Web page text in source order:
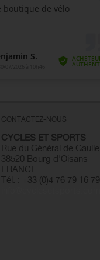
CONTACTEZ-NOUS
CYCLES ET SPORTS
Rue du Général de Gaulle
38520 Bourg d'Oisans
FRANCE
Tél. : +33 (0)4 76 79 16 79